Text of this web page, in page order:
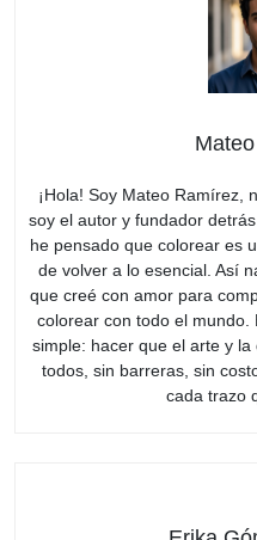
¡Hola! Soy Mateo Ramírez,
soy el autor y fundador
he pensado que colorear es
de volver a lo esencial. Así
que creé con amor para
colorear con todo el mundo.
simple: hacer que el arte y
todos, sin barreras, sin
cada trazo